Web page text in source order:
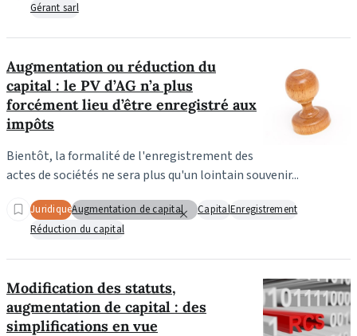
Gérant sarl
Augmentation ou réduction du
capital : le PV d’AG n’a plus
forcément lieu d’être enregistré aux
impôts
Bientôt, la formalité de l'enregistrement des
actes de sociétés ne sera plus qu'un lointain souvenir...
JuridiqueAugmentation de capital CapitalEnregistrement
Réduction du capital
Modification des statuts,
augmentation de capital : des
simplifications en vue